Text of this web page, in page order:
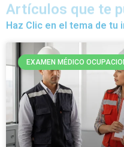
Artículos que te
Haz Clic en el tema de tu
EXAMEN MÉDICO